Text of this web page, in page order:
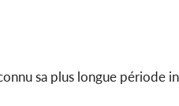
sa plus longue